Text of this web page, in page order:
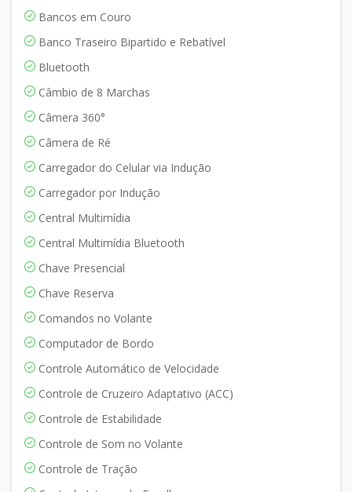
Bancos em Couro
Banco Traseiro Bipartido e Rebatível
Bluetooth
Câmbio de 8 Marchas
Câmera 360°
Câmera de Ré
Carregador do Celular via Indução
Carregador por Indução
Central Multimídia
Central Multimídia Bluetooth
Chave Presencial
Chave Reserva
Comandos no Volante
Computador de Bordo
Controle Automático de Velocidade
Controle de Cruzeiro Adaptativo (ACC)
Controle de Estabilidade
Controle de Som no Volante
Controle de Tração